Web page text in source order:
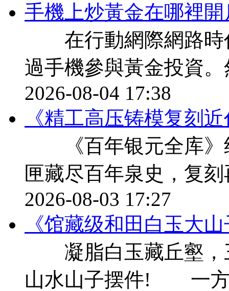
手機上炒黃金在哪裡
在行動網際網路時
過手機參與黃金投資
2026-08-04 17:38
《精工高压铸模复刻
《百年银元全库
匣藏尽百年泉史，复
2026-08-03 17:27
《馆藏级和田白玉大
凝脂白玉藏丘壑，
山水山子摆件! 一方